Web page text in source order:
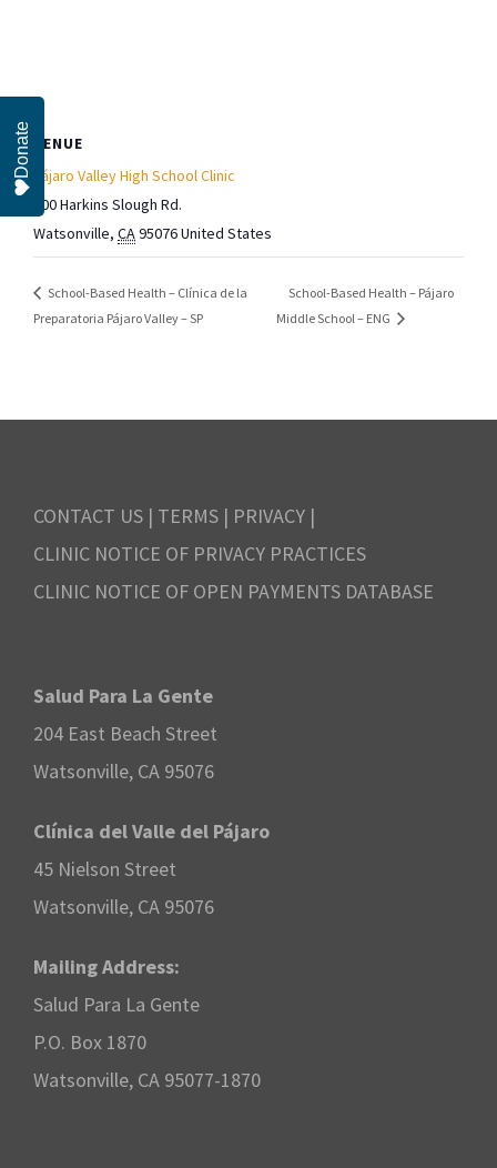
VENUE
Pájaro Valley High School Clinic
500 Harkins Slough Rd.
Watsonville, CA95076United States
School-Based Health – Clínica de la
Preparatoria Pájaro Valley – SP
School-Based Health – Pájaro
Middle School – ENG
CONTACT US | TERMS | PRIVACY |
CLINIC NOTICE OF PRIVACY PRACTICES
CLINIC NOTICE OF OPEN PAYMENTS DATABASE
Salud Para La Gente
204 East Beach Street
Watsonville, CA 95076
Clínica del Valle del Pájaro
45 Nielson Street
Watsonville, CA 95076
Mailing Address:
Salud Para La Gente
P.O. Box 1870
Watsonville, CA 95077-1870
Donate